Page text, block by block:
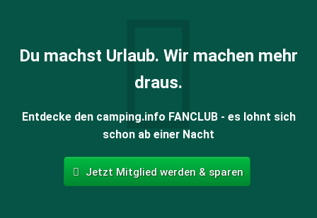
Du machst Urlaub. Wir machen mehr
draus.
Entdecke den camping.info FANCLUB - es lohnt sich
schon ab einer Nacht
Jetzt Mitglied werden & sparen